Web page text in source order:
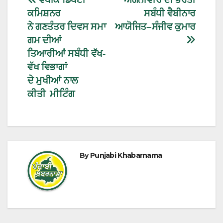
ਸਬੰਧੀ ਵੈਬੀਨਾਰ
ਆਯੋਜਿਤ–ਸੰਜੀਵ ਕੁਮਾਰ
ਕਮਿਸ਼ਨਰ
ਨੇ ਗਣਤੰਤਰ ਦਿਵਸ ਸਮਾ
ਗਮ ਦੀਆਂ
ਤਿਆਰੀਆਂ ਸਬੰਧੀ ਵੱਖ-
ਵੱਖ ਵਿਭਾਗਾਂ
ਦੇ ਮੁਖੀਆਂ ਨਾਲ
ਕੀਤੀ ਮੀਟਿੰਗ
ByPunjabi Khabarnama